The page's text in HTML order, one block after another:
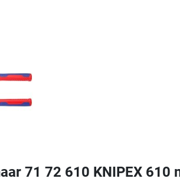
71 72 610 KNIPEX 610